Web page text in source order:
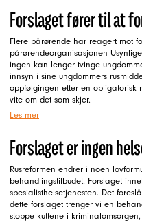
Forslaget fører til at
Flere pårørende har reagert mot
pårørendeorganisasjonen
ingen kan lenger tvinge
innsyn i sine ungdommers
oppfølgingen etter en obligatorisk
vite om det som skjer.
Les mer
Forslaget er ingen
Rusreformen endrer i noen
behandlingstilbudet. Forslaget
spesialisthelsetjenesten. Det
dette forslaget trenger vi en
stoppe kuttene i